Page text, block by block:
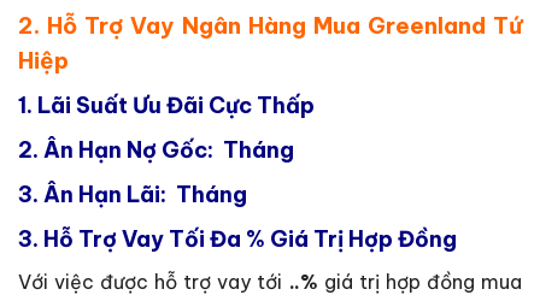
2. Hỗ Trợ Vay Ngân Hàng Mua Greenland Tứ
Hiệp
1. Lãi Suất Ưu Đãi Cực Thấp
2. Ân Hạn Nợ Gốc: Tháng
3. Ân Hạn Lãi: Tháng
3. Hỗ Trợ Vay Tối Đa % Giá Trị Hợp Đồng
Với việc được hỗ trợ vay tới ..% giá trị hợp đồng mua